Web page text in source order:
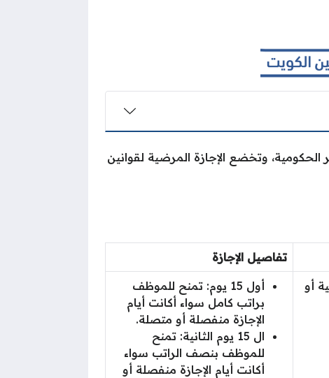
وتخضع الإجازة المرضية لقوانين
تفاصيل الإجازة
أو
أول 15 يوم: تمنح للموظف
براتب كامل سواء أكانت أيام
الإجازة منفصلة أو متصلة.
ال 15 يوم الثانية: تمنح
للموظف بنصف الراتب سواء
أكانت أيام الإجازة منفصلة أو